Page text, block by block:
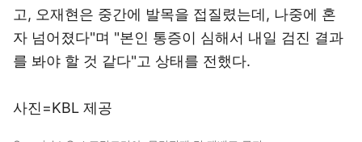
고, 오재현은 중간에 발목을 접질렸는데, 나중에 혼
자 넘어졌다"며 "본인 통증이 심해서 내일 검진 결과
를 봐야 할 것 같다"고 상태를 전했다.
사진=KBL 제공